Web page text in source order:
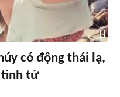
có động thái lạ,
tình tứ